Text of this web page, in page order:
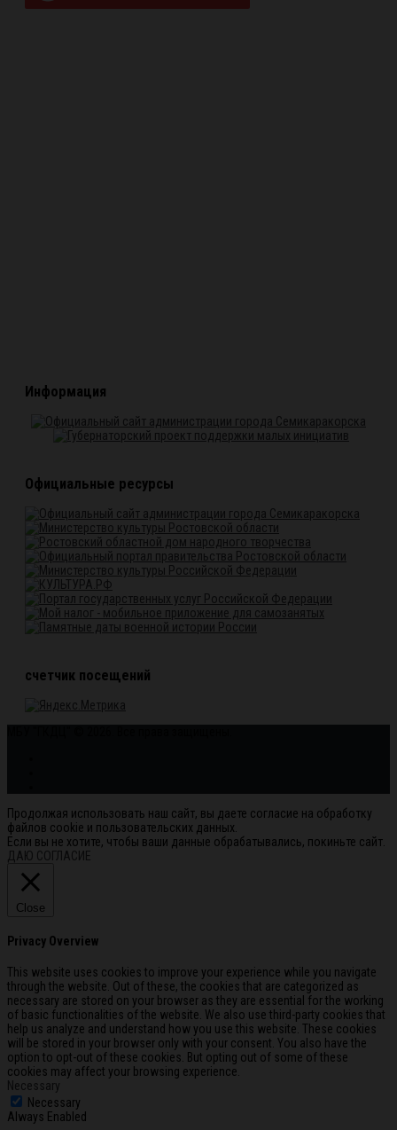
Информация
Официальные ресурсы
счетчик посещений
Продолжая использовать наш сайт, вы даете согласие на обработку
файлов cookie и пользовательских данных.
Если вы не хотите, чтобы ваши данные обрабатывались, покиньте сайт.
ДАЮ СОГЛАСИЕ
Close
Privacy Overview
This website uses cookies to improve your experience while you navigate
through the website. Out of these, the cookies that are categorized as
necessary are stored on your browser as they are essential for the working
of basic functionalities of the website. We also use third-party cookies that
help us analyze and understand how you use this website. These cookies
will be stored in your browser only with your consent. You also have the
option to opt-out of these cookies. But opting out of some of these
cookies may affect your browsing experience.
Necessary
Necessary
Always Enabled